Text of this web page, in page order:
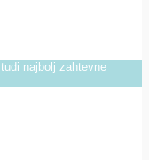
najbolj zahtevne